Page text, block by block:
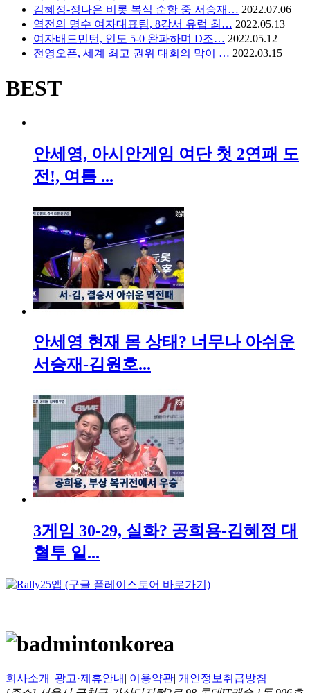
김혜정-정나은 비롯 복식 순항 중 서승재… 2022.07.06
역전의 명수 여자대표팀, 8강서 유럽 최… 2022.05.13
여자배드민턴, 인도 5-0 완파하며 D조… 2022.05.12
전영오픈, 세계 최고 권위 대회의 막이 … 2022.03.15
BEST
안세영, 아시안게임 여단 첫 2연패 도
전!, 여름 ...
안세영 현재 몸 상태? 너무나 아쉬운
서승재-김원호...
3게임 30-29, 실화? 공희용-김혜정 대
혈투 일...
회사소개 | 광고·제휴안내 | 이용약관| 개인정보취급방침